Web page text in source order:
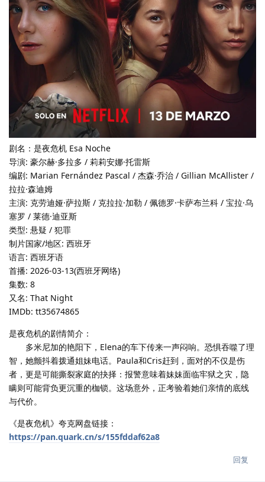
剧名：是夜危机 Esa Noche
导演: 豪尔赫·多拉多 / 莉莉安娜·托雷斯
编剧: Marian Fernández Pascal / 杰森·乔治 / Gillian McAllister /
拉拉·森迪姆
主演: 克劳迪娅·萨拉斯 / 克拉拉·加勒 / 佩德罗·卡萨布兰科 / 宝拉·乌
塞罗 / 莱德·迪亚斯
类型: 悬疑 / 犯罪
制片国家/地区: 西班牙
语言: 西班牙语
首播: 2026-03-13(西班牙网络)
集数: 8
又名: That Night
IMDb: tt35674865
是夜危机的剧情简介：
多米尼加的艳阳下，Elena的车下传来一声闷响。恐惧吞噬了理
智，她颤抖着拨通姐妹电话。Paula和Cris赶到，面对的不仅是伤
者，更是可能撕裂家庭的抉择：报警意味着妹妹面临牢狱之灾，隐
瞒则可能背负更沉重的枷锁。这场意外，正考验着她们亲情的底线
与代价。
《是夜危机》夸克网盘链接：
https://pan.quark.cn/s/155fddaf62a8
回复